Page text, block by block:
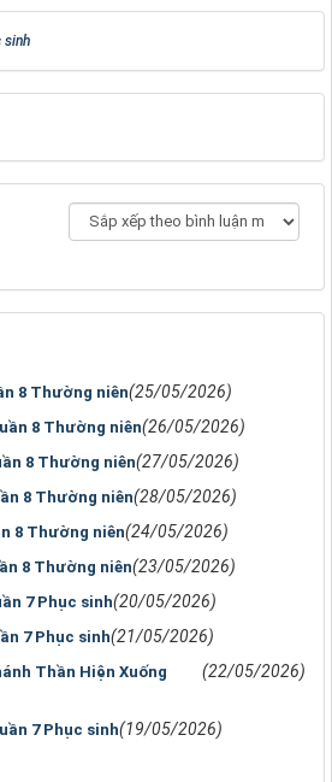
sinh
8 Thường niên(25/05/2026)
8 Thường niên(26/05/2026)
8 Thường niên(27/05/2026)
8 Thường niên(28/05/2026)
8 Thường niên(24/05/2026)
8 Thường niên(23/05/2026)
7 Phục sinh(20/05/2026)
7 Phục sinh(21/05/2026)
Thần Hiện Xuống
(22/05/2026)
7 Phục sinh(19/05/2026)